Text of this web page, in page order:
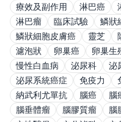
療效及副作用
淋巴癌
淋巴瘤
臨床試驗 鱗狀
鱗狀細胞皮膚癌
靈芝
濾泡狀
卵巢癌 卵巢生
慢性白血病
泌尿科 泌
泌尿系統癌症
免疫力
納武利尤單抗
腦癌 腦
腦垂體瘤
腦膠質瘤 腦